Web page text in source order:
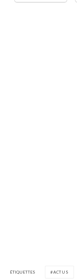
ÉTIQUETTES ACTUS